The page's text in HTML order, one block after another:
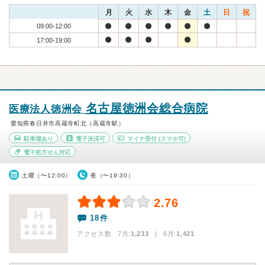
月 火 水 木 金 土 日 祝
09:00-12:00
17:00-19:00
医療法人徳洲会 名古屋徳洲会総合病院
愛知県春日井市高蔵寺町北（高蔵寺駅）
駐車場あり 電子決済可 マイナ受付 (スマホ可)
電子処方せん対応
土曜（〜12:00） 夜（〜19:30）
2.76
18件
アクセス数 7月:1,233 | 6月:1,421